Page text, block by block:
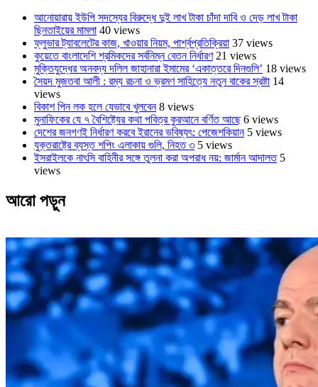
আনোয়ারায় ইউপি সদস্যের বিরুদ্ধে দুই লাখ টাকা চাঁদা দাবি ও দেড় লাখ টাকা
ছিনতাইয়ের মামলা 40 views
ফ্লুভার ট্যাবলেটের কাজ, খাওয়ার নিয়ম, পার্শ্বপ্রতিক্রিয়া 37 views
কুয়েতে বাংলাদেশি শ্রমিকদের সর্বনিম্ন বেতন নির্ধারণ 21 views
মুক্তিযুদ্ধের অনবদ্য দলিল জাহানারা ইমামের ‘একাত্তরে দিনগুলি’ 18 views
সৈয়দ মুজতবা আলী : রম্য রচনা ও ভ্রমণ সাহিত্যে নতুন বাকের স্রষ্টা 14
views
বিকাশ পিন লক হলে যেভাবে খুলবেন 8 views
মুনাফিকের যে ৭ বৈশিষ্ট্যের কথা পবিত্র কুরআনে বর্ণিত আছে 6 views
দেশের জনগণই নির্ধারণ করবে ইরানের ভবিষ্যৎ: পেজেশকিয়ান 5 views
যুক্তরাষ্ট্রে ব্যস্ত শপিং এলাকায় গুলি, নিহত ৩ 5 views
ইসরাইলকে নাৎসি বাহিনীর সঙ্গে তুলনা করা অপরাধ নয়: জার্মান আদালত 5
views
আরো পড়ুন